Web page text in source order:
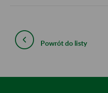
Powrót do listy